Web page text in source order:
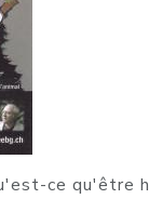
ce qu'être